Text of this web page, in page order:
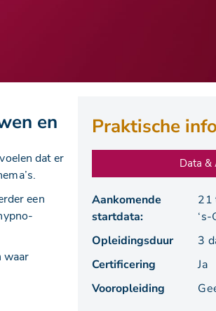
en
dat er
een
waar
Praktische
Data &
Aankomende
startdata:
21
Opleidingsduur
3
Certificering
Ja
Vooropleiding